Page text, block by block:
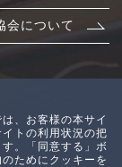
、お客様の本サイ
トの利用状況の把
。「同意する」ボ
ためにクッキーを
会について